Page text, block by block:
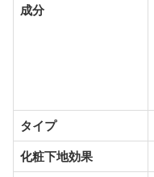
成分
タイプ
化粧下地効果